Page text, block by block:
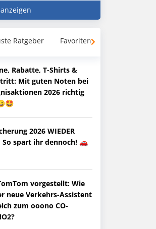
Ratgeber Favoriten
Rabatte, T-Shirts &
Mit guten Noten bei
2026 richtig
2026 WIEDER
So spart ihr dennoch! 🚗
vorgestellt: Wie
neue Verkehrs-Assistent
zum ooono CO-